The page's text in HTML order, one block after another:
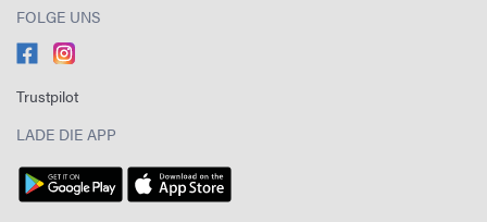
FOLGE UNS
Trustpilot
LADE DIE APP